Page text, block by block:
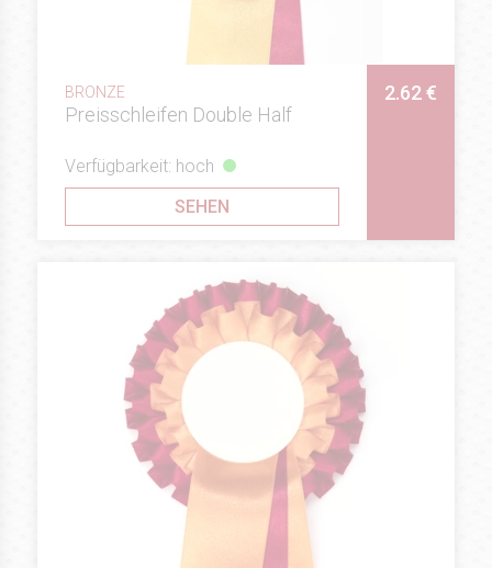
BRONZE
Preisschleifen Double Half
2.62 €
Verfügbarkeit: hoch
SEHEN